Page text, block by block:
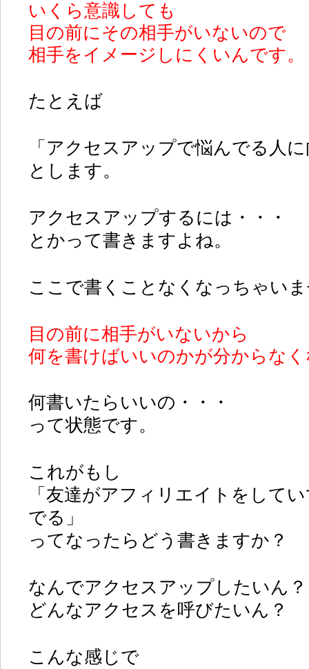
いくら意識しても
目の前にその相手がいないので
相手をイメージしにくいんです。
たとえば
「アクセスアップで悩んでる人
とします。
アクセスアップするには・・・
とかって書きますよね。
ここで書くことなくなっちゃい
目の前に相手がいないから
何を書けばいいのかが分からな
何書いたらいいの・・・
って状態です。
これがもし
「友達がアフィリエイトをして
でる」
ってなったらどう書きますか？
なんでアクセスアップしたいん？
どんなアクセスを呼びたいん？
こんな感じで